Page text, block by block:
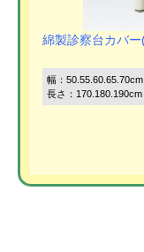
綿製診察台カバ
幅：50.55.60.65.70cm
長さ：170.180.190cm